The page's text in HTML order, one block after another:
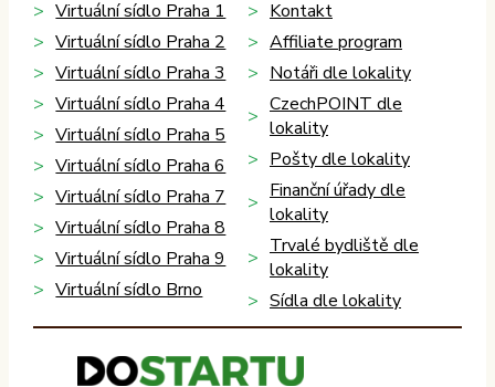
Virtuální sídlo Praha 1
Virtuální sídlo Praha 2
Virtuální sídlo Praha 3
Virtuální sídlo Praha 4
Virtuální sídlo Praha 5
Virtuální sídlo Praha 6
Virtuální sídlo Praha 7
Virtuální sídlo Praha 8
Virtuální sídlo Praha 9
Virtuální sídlo Brno
Kontakt
Affiliate program
Notáři dle lokality
CzechPOINT dle
lokality
Pošty dle lokality
Finanční úřady dle
lokality
Trvalé bydliště dle
lokality
Sídla dle lokality